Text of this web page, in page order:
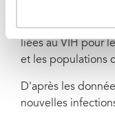
de la région
répressives qui
liées au VIH pour
et les populations
D'après les
nouvelles